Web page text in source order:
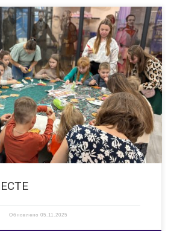
прошел волшебный мастер-класс по
Всероссийской акции «Россия — семья
чтобы создать настоящие сладкие
свои творческие способности, и на пряниках
Обновлено 05.11.2025